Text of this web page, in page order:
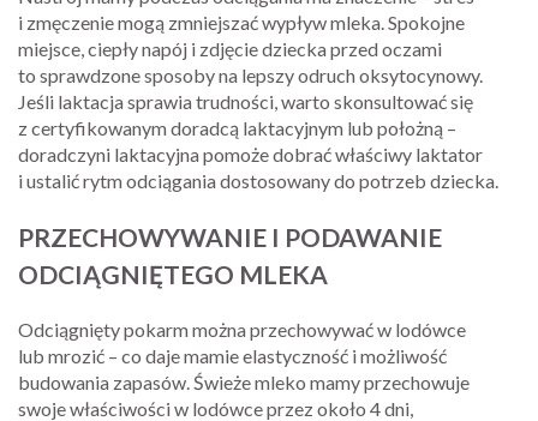
i zmęczenie mogą zmniejszać wypływ mleka. Spokojne
miejsce, ciepły napój i zdjęcie dziecka przed oczami
to sprawdzone sposoby na lepszy odruch oksytocynowy.
Jeśli laktacja sprawia trudności, warto skonsultować się
z certyfikowanym doradcą laktacyjnym lub położną –
doradczyni laktacyjna pomoże dobrać właściwy laktator
i ustalić rytm odciągania dostosowany do potrzeb dziecka.
PRZECHOWYWANIE I PODAWANIE
ODCIĄGNIĘTEGO MLEKA
Odciągnięty pokarm można przechowywać w lodówce
lub mrozić – co daje mamie elastyczność i możliwość
budowania zapasów. Świeże mleko mamy przechowuje
swoje właściwości w lodówce przez około 4 dni,